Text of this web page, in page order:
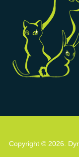
Copyright © 2026.